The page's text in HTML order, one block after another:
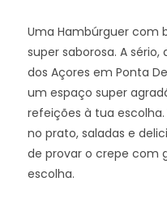
Uma Hambúrguer com
super saborosa. A
dos Açores em Ponta
um espaço super
refeições à tua
no prato, saladas e
de provar o crepe com
escolha.